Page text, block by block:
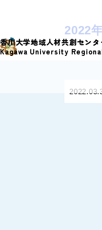
p
香川大学地域人材共創センタ
Kagawa University
2022